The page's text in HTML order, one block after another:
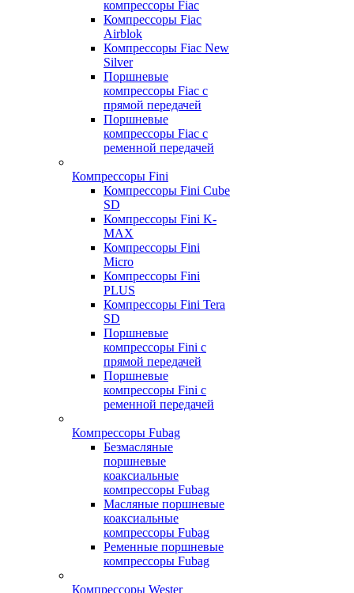
компрессоры Fiac
Компрессоры Fiac
Airblok
Компрессоры Fiac New
Silver
Поршневые
компрессоры Fiac с
прямой передачей
Поршневые
компрессоры Fiac с
ременной передачей
Компрессоры Fini
Компрессоры Fini Cube
SD
Компрессоры Fini K-
MAX
Компрессоры Fini
Micro
Компрессоры Fini
PLUS
Компрессоры Fini Tera
SD
Поршневые
компрессоры Fini с
прямой передачей
Поршневые
компрессоры Fini с
ременной передачей
Компрессоры Fubag
Безмасляные
поршневые
коаксиальные
компрессоры Fubag
Масляные поршневые
коаксиальные
компрессоры Fubag
Ременные поршневые
компрессоры Fubag
Компрессоры Wester